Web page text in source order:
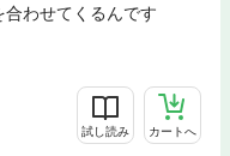
わせてくるんです
試し読み カートへ